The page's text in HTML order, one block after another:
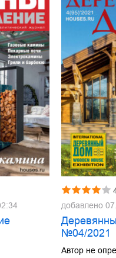
добавлено
№04/2021
Автор не